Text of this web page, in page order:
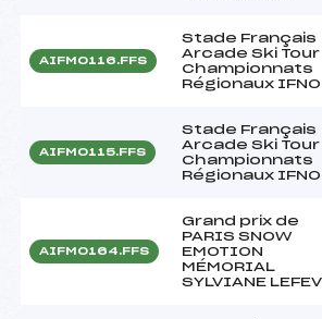
AIFM0116.FFS
Stade Français
Arcade Ski Tour
Championnats
Régionaux IFNO
AIFM0115.FFS
Stade Français
Arcade Ski Tour
Championnats
Régionaux IFNO
AIFM0164.FFS
Grand prix de
PARIS SNOW
EMOTION
MÉMORIAL
SYLVIANE